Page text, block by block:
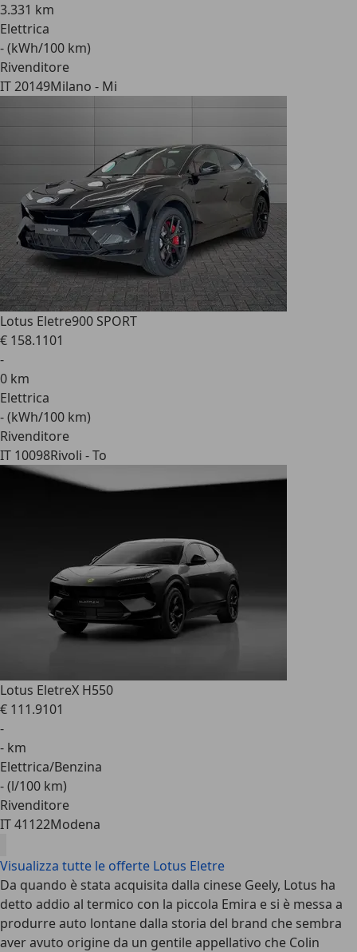
3.331 km
Elettrica
- (kWh/100 km)
Rivenditore
IT 20149Milano - Mi
Lotus Eletre900 SPORT
€ 158.1101
-
0 km
Elettrica
- (kWh/100 km)
Rivenditore
IT 10098Rivoli - To
Lotus EletreX H550
€ 111.9101
-
- km
Elettrica/Benzina
- (l/100 km)
Rivenditore
IT 41122Modena
Visualizza tutte le offerte Lotus Eletre
Da quando è stata acquisita dalla cinese Geely, Lotus ha
detto addio al termico con la piccola Emira e si è messa a
produrre auto lontane dalla storia del brand che sembra
aver avuto origine da un gentile appellativo che Colin